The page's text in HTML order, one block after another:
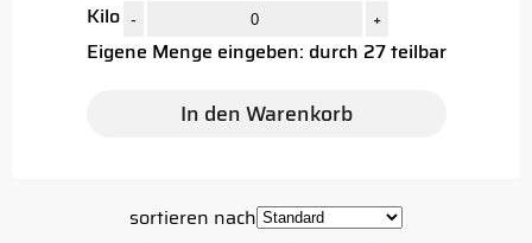
Kilo - +
Eigene Menge eingeben: durch 27 teilbar
In den Warenkorb
sortieren nach